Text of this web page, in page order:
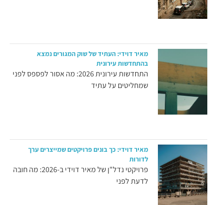
מאיר דוידי: העתיד של שוק המגורים נמצא
בהתחדשות עירונית
התחדשות עירונית 2026: מה אסור לפספס לפני
שמחליטים על עתיד
מאיר דוידי: כך בונים פרויקטים שמייצרים ערך
לדורות
פרויקטי נדל"ן של מאיר דוידי ב-2026: מה חובה
לדעת לפני